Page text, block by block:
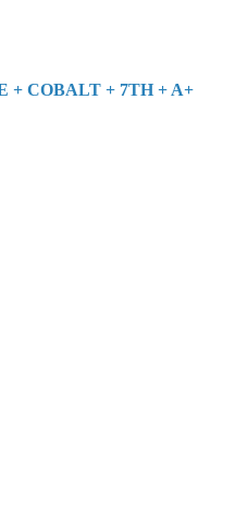
+ COBALT + 7TH + A+